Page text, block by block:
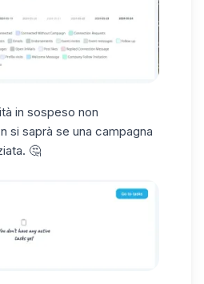
in sospeso non
si saprà se una campagna
🤔